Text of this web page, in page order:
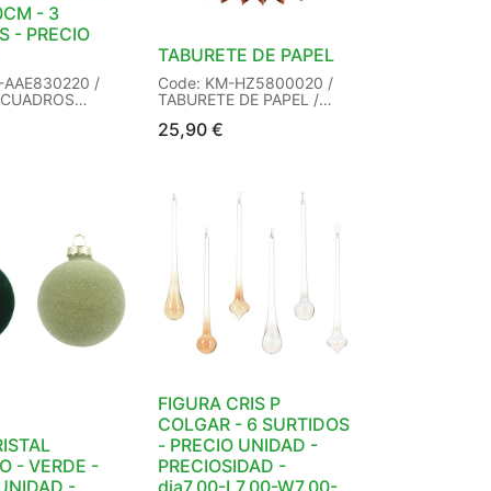
- 3
- PRECIO
AAE830220 /
6/6 / EAN:
TABURETE DE PAPEL
Code: KM-HZ5800020 /
TABURETE DE PAPEL /
EAN: 8721037657525 /
25,90 €
- VERDE -
-
FIGURA CRIS P
COLGAR - 6 SURTIDOS
- PRECIO UNIDAD -
PRECIOSIDAD -
dia7.00-L7.00-W7.00-